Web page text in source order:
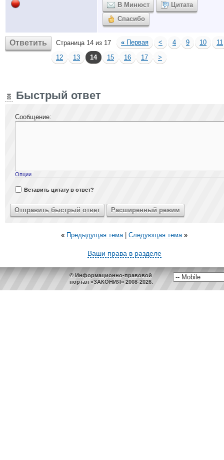
В Минюст
Цитата
Спасибо
Ответить Страница 14 из 17 « Первая < 4 9 10
11
12
13 14 15 16 17 >
Быстрый ответ
Сообщение:
Опции
Вставить цитату в ответ?
« Предыдущая тема| Следующая тема »
Ваши права в разделе
© Информационно-правовой
портал «ЗАКОНИЯ» 2008-2026.